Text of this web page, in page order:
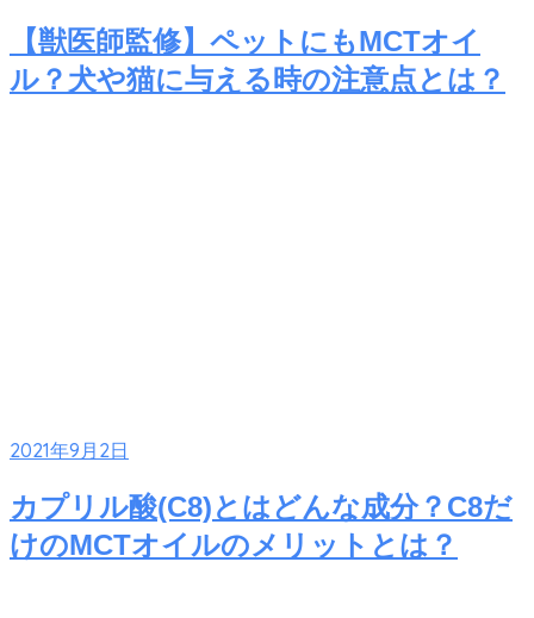
【獣医師監修】ペットにもMCTオイ
ル？犬や猫に与える時の注意点とは？
2021年9月2日
カプリル酸(C8)とはどんな成分？C8だ
けのMCTオイルのメリットとは？